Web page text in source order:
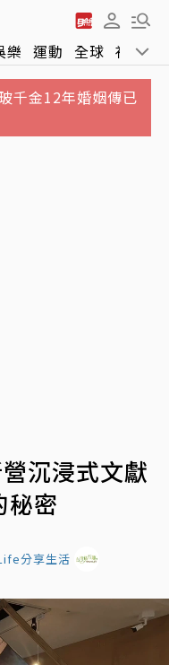
樂 運動 全球 社會
千金12年婚姻傳已
萬「囤貨20條記憶
沉浸式文獻
秘密
分享生活